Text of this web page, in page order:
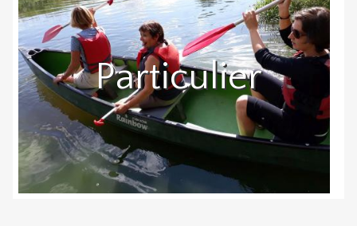
Particulier